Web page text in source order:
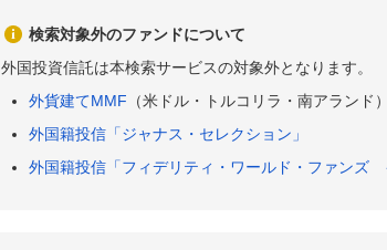
検索対象外のファンドについて
外国投資信託は本検索サービスの対象外となります。
外貨建てMMF （米ドル・トルコリラ・南アランド）
外国籍投信「ジャナス・セレクション」
外国籍投信「フィデリティ・ワールド・ファンズ